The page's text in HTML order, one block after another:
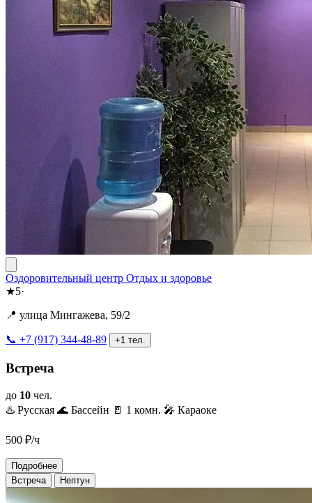
Оздоровительный центр Отдых и здоровье
★5·
📍 улица Мингажева, 59/2
📞 +7 (917) 344-48-89 +1 тел.
Встреча
до 10 чел.
♨️ Русская 🌊 Бассейн 🚪 1 комн. 🎤 Караоке
500 ₽/ч
Подробнее
Встреча
Нептун